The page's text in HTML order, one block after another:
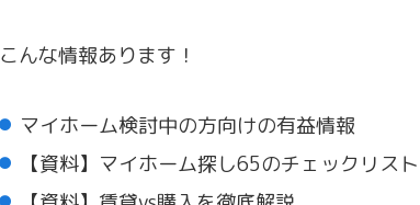
こんな情報あります！
マイホーム検討中の方向けの有益情報
【資料】マイホーム探し65のチェックリスト